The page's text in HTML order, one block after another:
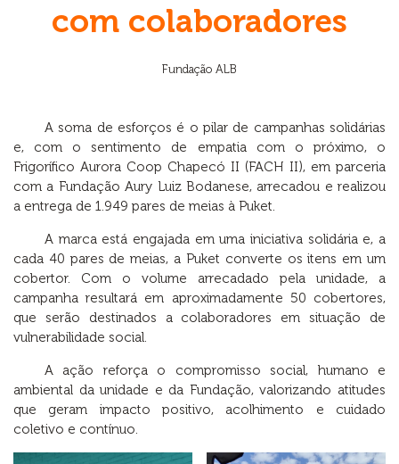
com colaboradores
Fundação ALB
A soma de esforços é o pilar de campanhas solidárias
e, com o sentimento de empatia com o próximo, o
Frigorífico Aurora Coop Chapecó II (FACH II), em parceria
com a Fundação Aury Luiz Bodanese, arrecadou e realizou
a entrega de 1.949 pares de meias à Puket.
A marca está engajada em uma iniciativa solidária e, a
cada 40 pares de meias, a Puket converte os itens em um
cobertor. Com o volume arrecadado pela unidade, a
campanha resultará em aproximadamente 50 cobertores,
que serão destinados a colaboradores em situação de
vulnerabilidade social.
A ação reforça o compromisso social, humano e
ambiental da unidade e da Fundação, valorizando atitudes
que geram impacto positivo, acolhimento e cuidado
coletivo e contínuo.